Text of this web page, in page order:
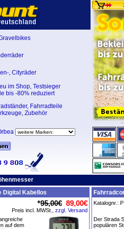
, Cityräder
im Shop, Testsieger
bis -80% reduziert
, Fahrradteile
, Zubehör
Digital Kabellos
*95,00€ 89,00€
Preis incl. MWSt., zzgl. Versand
auf dem
Katalognr.:
Der Strada
populären